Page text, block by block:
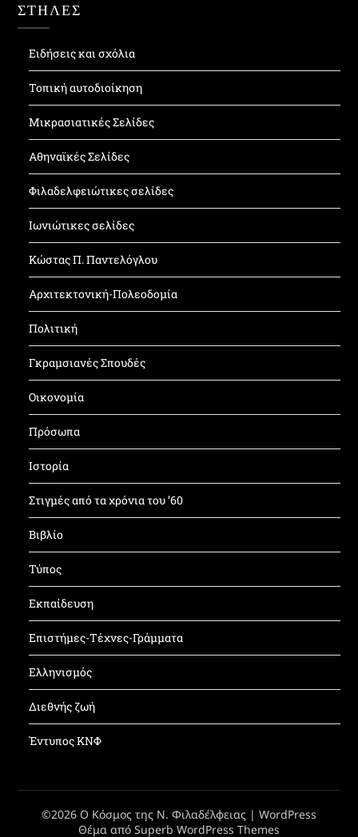
ΣΤΗΛΕΣ
Ειδήσεις και σχόλια
Τοπική αυτοδιοίκηση
Μικρασιατικές Σελίδες
Αθηναϊκές Σελίδες
Φιλαδελφειώτικες σελίδες
Ιωνιώτικες σελίδες
Κώστας Π. Παντελόγλου
Αρχιτεκτονική-Πολεοδομία
Πολιτική
Γκραμσιανές Σπουδές
Οικονομία
Πρόσωπα
Ιστορία
Στιγμές από τα χρόνια του ’60
Βιβλίο
Τύπος
Εκπαίδευση
Επιστήμες-Τέχνες-Γράμματα
Ελληνισμός
Διεθνής ζωή
Έντυπος ΚΝΦ
©2026 Ο Κόσμος της Ν. Φιλαδέλφειας | WordPress
Θέμα από Superb WordPress Themes